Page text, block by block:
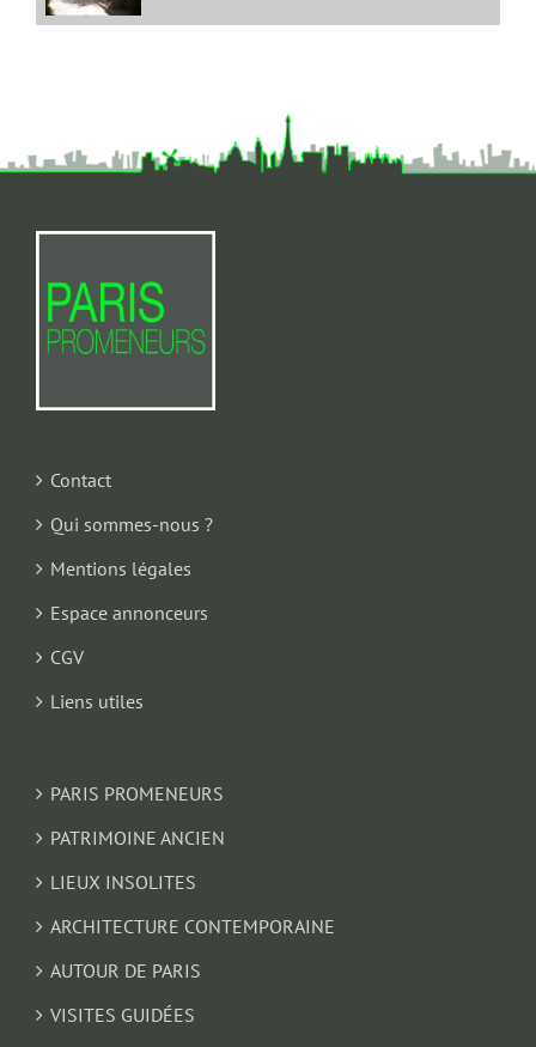
Contact
Qui sommes-nous ?
Mentions légales
Espace annonceurs
CGV
Liens utiles
PARIS PROMENEURS
PATRIMOINE ANCIEN
LIEUX INSOLITES
ARCHITECTURE CONTEMPORAINE
AUTOUR DE PARIS
VISITES GUIDÉES